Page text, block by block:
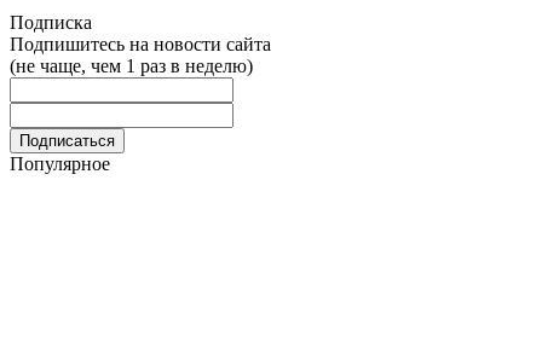
Подписка
Подпишитесь на новости сайта
(не чаще, чем 1 раз в неделю)
Популярное